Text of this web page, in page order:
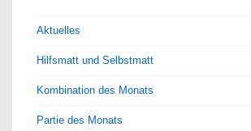
Aktuelles
Hilfsmatt und Selbstmatt
Kombination des Monats
Partie des Monats